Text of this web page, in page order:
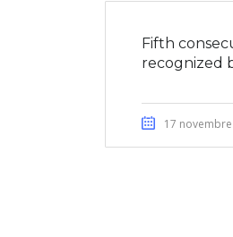
Fifth
recognized
17